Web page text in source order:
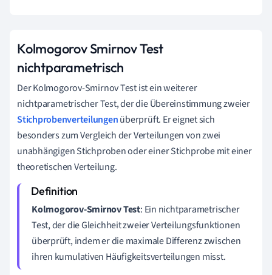
Kolmogorov Smirnov Test
nichtparametrisch
Der Kolmogorov-Smirnov Test ist ein weiterer
nichtparametrischer Test, der die Übereinstimmung zweier
Stichprobenverteilungenüberprüft. Er eignet sich
besonders zum Vergleich der Verteilungen von zwei
unabhängigen Stichproben oder einer Stichprobe mit einer
theoretischen Verteilung.
Kolmogorov-Smirnov Test: Ein nichtparametrischer
Test, der die Gleichheit zweier Verteilungsfunktionen
überprüft, indem er die maximale Differenz zwischen
ihren kumulativen Häufigkeitsverteilungen misst.